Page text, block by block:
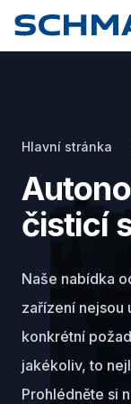
Hlavní stránka
čisticí
Naše nabídka
zařízení nejsou
konkrétní
jakékoliv, to
Prohlédněte si